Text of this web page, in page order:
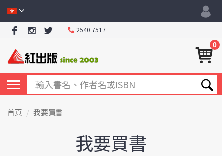
2540 7517
0
首頁 我要買書
我要買書